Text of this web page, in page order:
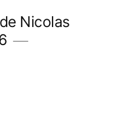
Nicolas